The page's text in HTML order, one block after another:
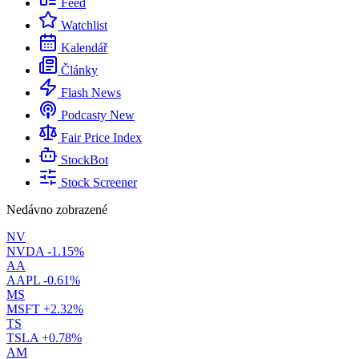
Feed
Watchlist
Kalendář
Články
Flash News
Podcasty New
Fair Price Index
StockBot
Stock Screener
Nedávno zobrazené
NV
NVDA -1.15%
AA
AAPL -0.61%
MS
MSFT +2.32%
TS
TSLA +0.78%
AM